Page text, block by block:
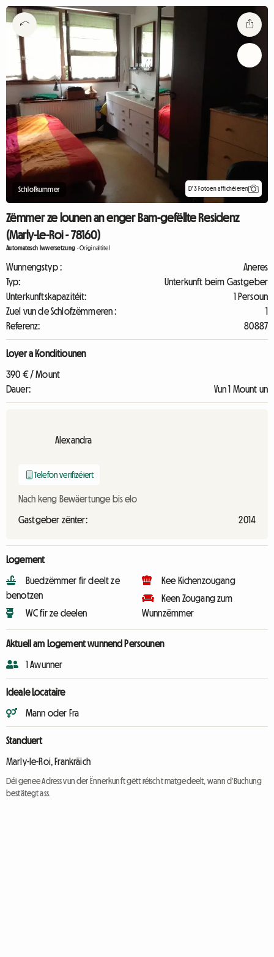
Schlofkummer D'3 Fotoen affichéieren
Zëmmer ze lounen an enger Bam-gefëllte Residenz
(Marly-Le-Roi - 78160)
Automatesch Iwwersetzung -Originaltitel
Wunnengstyp :
Aneres
Typ:
Unterkunft beim Gastgeber
Unterkunftskapazitéit:
1 Persoun
Zuel vun de Schlofzëmmeren :
1
Referenz:
80887
Loyer a Konditiounen
390 € / Mount
Dauer:
Vun 1 Mount un
Alexandra
Telefon verifizéiert
Nach keng Bewäertunge bis elo
Gastgeber zënter: 2014
Logement
Buedzëmmer fir deelt ze
benotzen
WC fir ze deelen
Kee Kichenzougang
Keen Zougang zum
Wunnzëmmer
Aktuell am Logement wunnend Persounen
1 Awunner
Ideale Locataire
Mann oder Fra
Standuert
Marly-le-Roi, Frankräich
Déi genee Adress vun der Ënnerkunft gëtt réischt matgedeelt, wann d'Buchung
bestätegt ass.